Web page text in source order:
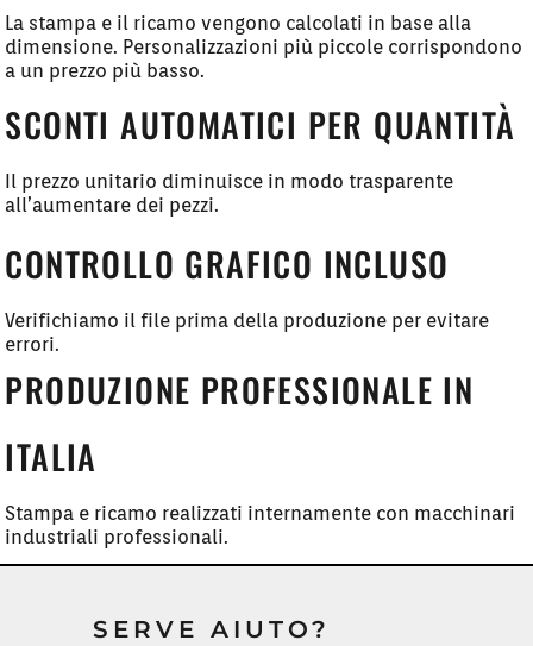
La stampa e il ricamo vengono calcolati in base alla
dimensione. Personalizzazioni più piccole corrispondono
a un prezzo più basso.
SCONTI AUTOMATICI PER QUANTITÀ
Il prezzo unitario diminuisce in modo trasparente
all’aumentare dei pezzi.
CONTROLLO GRAFICO INCLUSO
Verifichiamo il file prima della produzione per evitare
errori.
PRODUZIONE PROFESSIONALE IN
ITALIA
Stampa e ricamo realizzati internamente con macchinari
industriali professionali.
SERVE AIUTO?